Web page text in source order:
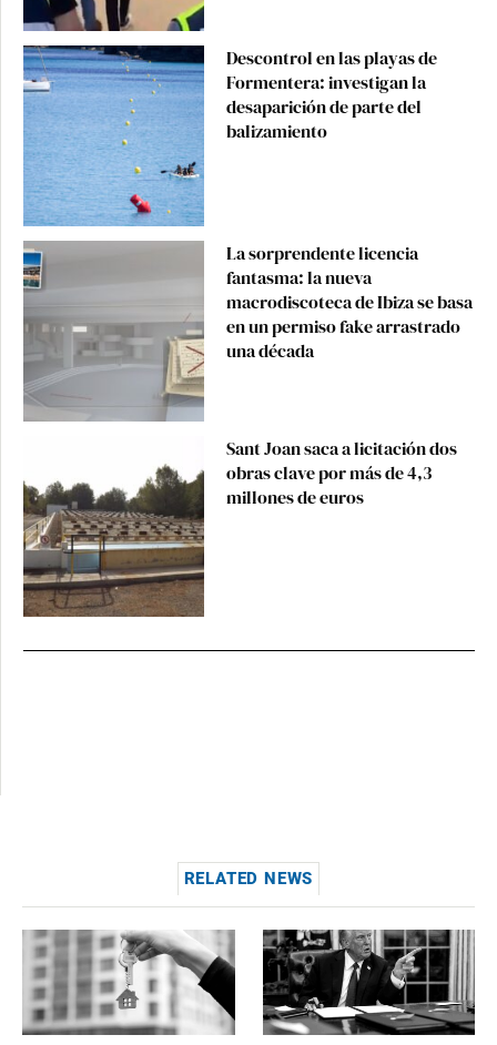
Descontrol en las playas de
Formentera: investigan la
desaparición de parte del
balizamiento
La sorprendente licencia
fantasma: la nueva
macrodiscoteca de Ibiza se basa
en un permiso fake arrastrado
una década
Sant Joan saca a licitación dos
obras clave por más de 4,3
millones de euros
RELATED NEWS